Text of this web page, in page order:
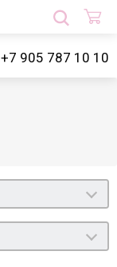
+7 905 787 10 10